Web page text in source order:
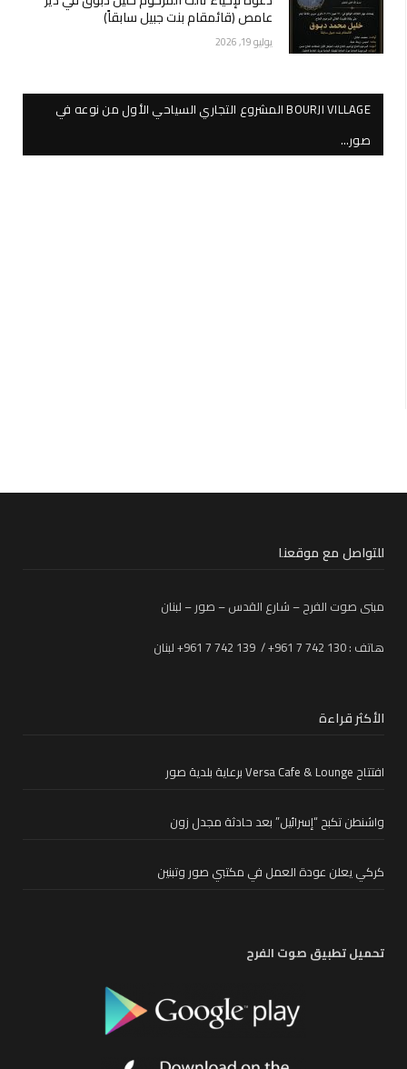
عامص (قائمقام بنت جبيل سابقاً)
يوليو 19, 2026
BOURJI VILLAGE المشروع التجاري السياحي الأول من نوعه في
صور…
للتواصل مع موقعنا
مبنى صوت الفرح – شارع القدس – صور – لبنان
هاتف : 130 742 7 961+ / 139 742 7 961+ لبنان
الأكثر قراءة
افتتاح Versa Cafe & Lounge برعاية بلدية صور
واشنطن تكبح “إسرائيل” بعد حادثة مجدل زون
كركي يعلن عودة العمل في مكتبي صور وتبنين
تحميل تطبيق صوت الفرح